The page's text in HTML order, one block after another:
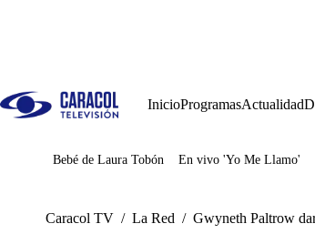
InicioProgramasActualidad
Juegos
Bebé de Laura Tobón En vivo 'Yo Me Llamo'
Caracol TV / La Red / Gwyneth Paltrow